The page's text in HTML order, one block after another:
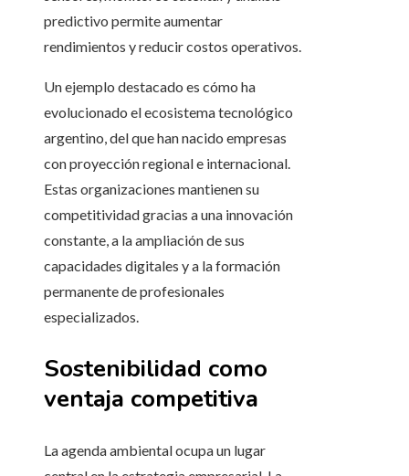
predictivo permite aumentar
rendimientos y reducir costos operativos.
Un ejemplo destacado es cómo ha
evolucionado el ecosistema tecnológico
argentino, del que han nacido empresas
con proyección regional e internacional.
Estas organizaciones mantienen su
competitividad gracias a una innovación
constante, a la ampliación de sus
capacidades digitales y a la formación
permanente de profesionales
especializados.
Sostenibilidad como
ventaja competitiva
La agenda ambiental ocupa un lugar